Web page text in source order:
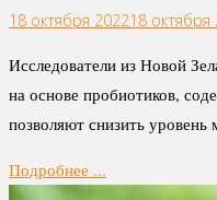
18 октября 202218 октября
Исследователи из Новой
на основе пробиотиков,
позволяют снизить
Подробнее ...